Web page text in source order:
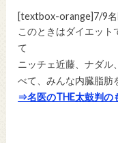
[textbox-orange]7/9
このときはダイエット
て
ニッチェ近藤、ナダ
べて、みんな内臓脂肪
⇒名医のTHE太鼓判の